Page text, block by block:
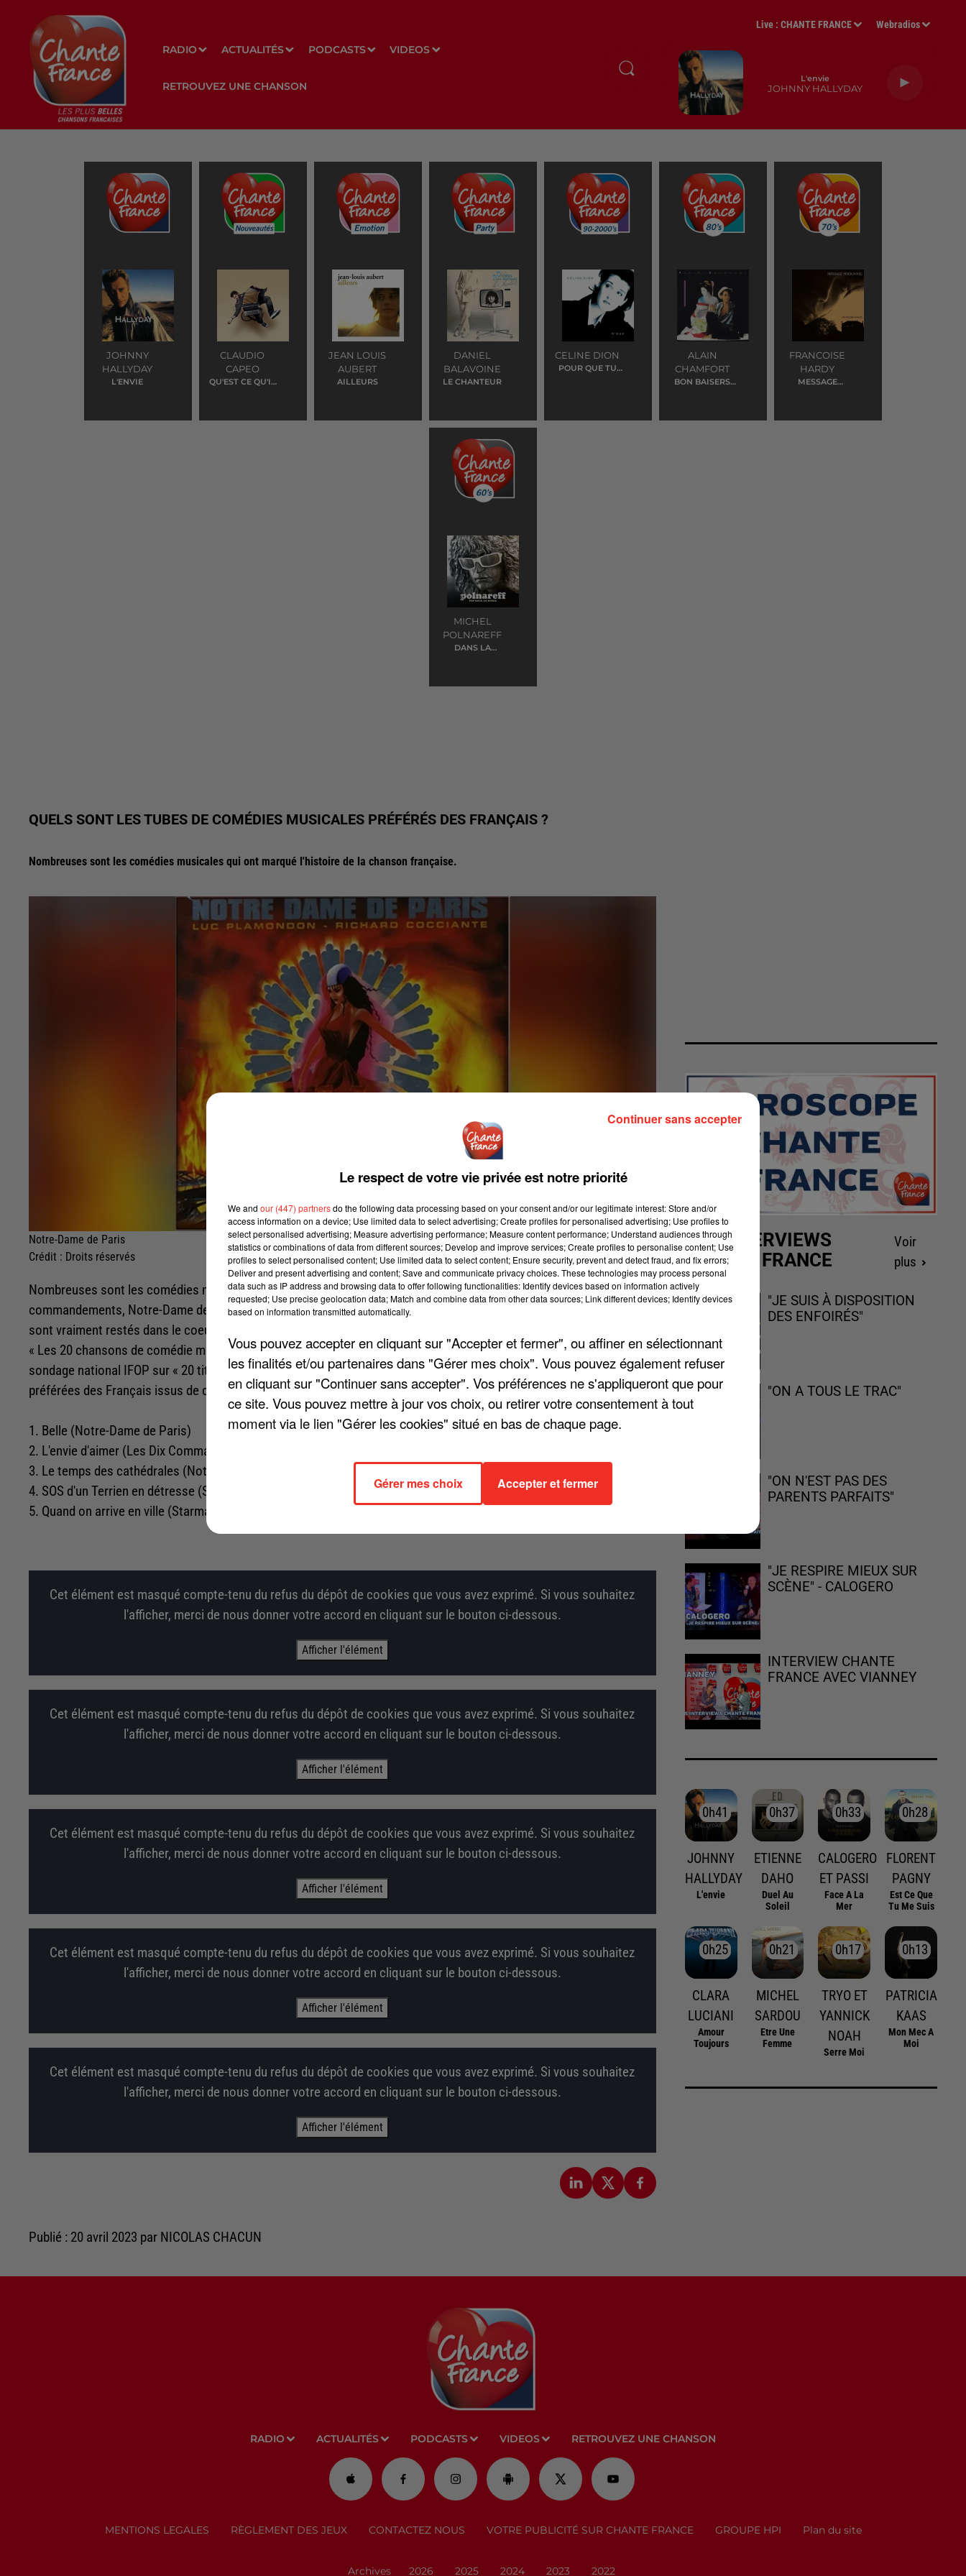
RADIO ACTUALITÉS PODCASTS VIDEOS
RETROUVEZ UNE CHANSON
Live :CHANTE FRANCE Webradios
L'envie
JOHNNY HALLYDAY
JOHNNY
HALLYDAY
L'ENVIE
CLAUDIO
CAPEO
QU'EST CE QU'IL
JEAN LOUIS
AUBERT
AILLEURS
DANIEL
BALAVOINE
LE CHANTEUR
CELINE DION
POUR QUE TU
ALAIN
CHAMFORT
BON BAISERS
FRANCOISE
HARDY
MESSAGE
MICHEL
POLNAREFF
DANS LA
QUELS SONT LES TUBES DE COMÉDIES MUSICALES PRÉFÉRÉS DES FRANÇAIS ?
Nombreuses sont les comédies musicales qui ont marqué l'histoire de la chanson française.
Notre-Dame de Paris
Crédit : Droits réservés
Nombreuses sont les comédies musicales qui ont marqué l'histoire de la chanson française : Les 10
commandements, Notre-Dame de Paris, Le Roi Soleil, Starmania... Mais dans tous ces spectacles, quels morceaux
sont vraiment restés dans le coeur des fans ? Mardi 18 avril 2023, W9 proposait aux téléspectateurs de découvrir
« Les 20 chansons de comédie musicale préférées des Français ». La chaîne a créé un classement réalisé grâce à un
sondage national IFOP sur « 20 titres mythiques tirés des plus beaux spectacles ». Pour découvrir les cinq morceaux
préférées des Français issus de comédies musicales, regardez ci-dessous :
1. Belle (Notre-Dame de Paris)
2. L'envie d'aimer (Les Dix Commandements)
3. Le temps des cathédrales (Notre-Dame de Paris)
4. SOS d'un Terrien en détresse (Starmania)
5. Quand on arrive en ville (Starmania)
Cet élément est masqué compte-tenu du refus du dépôt de cookies que vous avez exprimé. Si vous souhaitez
l'afficher, merci de nous donner votre accord en cliquant sur le bouton ci-dessous.
Afficher l'élément
Cet élément est masqué compte-tenu du refus du dépôt de cookies que vous avez exprimé. Si vous souhaitez
l'afficher, merci de nous donner votre accord en cliquant sur le bouton ci-dessous.
Afficher l'élément
Cet élément est masqué compte-tenu du refus du dépôt de cookies que vous avez exprimé. Si vous souhaitez
l'afficher, merci de nous donner votre accord en cliquant sur le bouton ci-dessous.
Afficher l'élément
Cet élément est masqué compte-tenu du refus du dépôt de cookies que vous avez exprimé. Si vous souhaitez
l'afficher, merci de nous donner votre accord en cliquant sur le bouton ci-dessous.
Afficher l'élément
Cet élément est masqué compte-tenu du refus du dépôt de cookies que vous avez exprimé. Si vous souhaitez
l'afficher, merci de nous donner votre accord en cliquant sur le bouton ci-dessous.
Afficher l'élément
Publié : 20 avril 2023 par NICOLAS CHACUN
LES INTERVIEWS
CHANTE FRANCE
Voir
plus
"JE SUIS À DISPOSITION
DES ENFOIRÉS"
"ON A TOUS LE TRAC"
"ON N'EST PAS DES
PARENTS PARFAITS"
"JE RESPIRE MIEUX SUR
SCÈNE" - CALOGERO
INTERVIEW CHANTE
FRANCE AVEC VIANNEY
0h41
0h41
JOHNNY
HALLYDAY
L'envie
0h37
0h37
ETIENNE
DAHO
Duel Au
Soleil
0h33
0h33
CALOGERO
ET PASSI
Face A La
Mer
0h28
0h28
FLORENT
PAGNY
Est Ce Que
Tu Me Suis
0h25
0h25
CLARA
LUCIANI
Amour
Toujours
0h21
0h21
MICHEL
SARDOU
Etre Une
Femme
0h17
0h17
TRYO ET
YANNICK
NOAH
Serre Moi
0h13
0h13
PATRICIA
KAAS
Mon Mec A
Moi
RADIO ACTUALITÉS PODCASTS VIDEOS RETROUVEZ UNE CHANSON
MENTIONS LEGALES RÈGLEMENT DES JEUX CONTACTEZ NOUS VOTRE PUBLICITÉ SUR CHANTE FRANCE GROUPE HPI Plan du site
Archives 2026 2025 2024 2023 2022
Le respect de votre vie privée est notre priorité
We and our (447) partnersdo the following data processing based on your consent and/or our legitimate interest: Store and/or
access information on a device; Use limited data to select advertising; Create profiles for personalised advertising; Use profiles to
select personalised advertising; Measure advertising performance; Measure content performance; Understand audiences through
statistics or combinations of data from different sources; Develop and improve services; Create profiles to personalise content; Use
profiles to select personalised content; Use limited data to select content; Ensure security, prevent and detect fraud, and fix errors;
Deliver and present advertising and content; Save and communicate privacy choices. These technologies may process personal
data such as IP address and browsing data to offer following functionalities: Identify devices based on information actively
requested; Use precise geolocation data; Match and combine data from other data sources; Link different devices; Identify devices
based on information transmitted automatically.
Vous pouvez accepter en cliquant sur "Accepter et fermer", ou affiner en sélectionnant
les finalités et/ou partenaires dans "Gérer mes choix". Vous pouvez également refuser
en cliquant sur "Continuer sans accepter". Vos préférences ne s'appliqueront que pour
ce site. Vous pouvez mettre à jour vos choix, ou retirer votre consentement à tout
moment via le lien "Gérer les cookies" situé en bas de chaque page.
Gérer mes choix Accepter et fermer
Continuer sans accepter